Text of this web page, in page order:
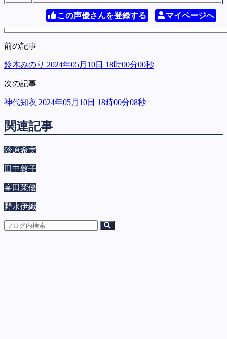
この声優さんを登録する マイページへ
前の記事
鈴木みのり 2024年05月10日 18時00分00秒
次の記事
神代知衣 2024年05月10日 18時00分08秒
関連記事
鈴原希実
田中敦子
峯田茉優
野水伊織